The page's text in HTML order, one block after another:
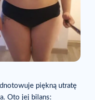
piękną utratę
Oto jej bilans: